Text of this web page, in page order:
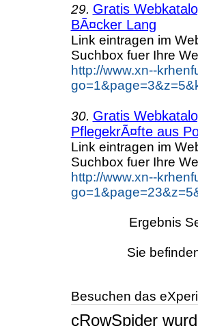
29. Gratis
BÃ¤cker Lang
Link eintragen im
Suchbox fuer Ihre
http://www.xn--
30. Gratis
PflegekrÃ¤fte aus
Link eintragen im
Suchbox fuer Ihre
http://www.xn--
Ergebnis
Sie
Besuchen das
cRowSpider